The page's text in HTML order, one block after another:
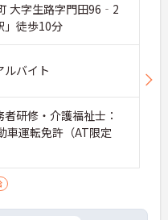
大字生路字門田96‐2
」徒歩10分
ルバイト
研修・介護福祉士：
車運転免許（AT限定